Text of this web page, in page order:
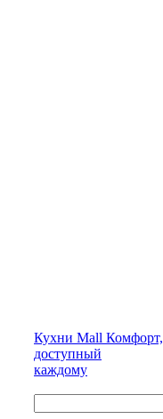
Кухни Mall Комфорт,
доступный
каждому